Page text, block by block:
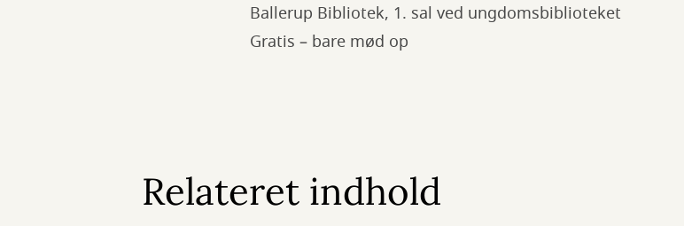
Ballerup Bibliotek, 1. sal ved ungdomsbiblioteket
Gratis – bare mød op
Relateret indhold